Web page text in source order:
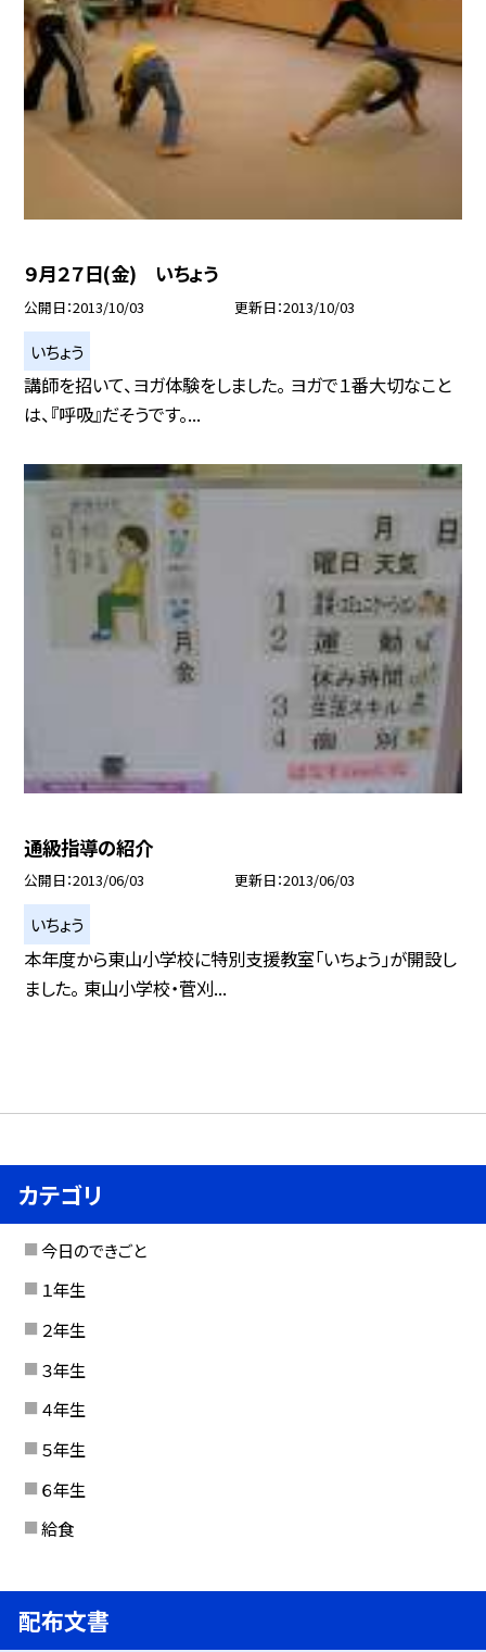
９月２７日(金) いちょう
公開日 2013/10/03 更新日 2013/10/03
いちょう
講師を招いて、ヨガ体験をしました。 ヨガで１番大切なこと
は、『呼吸』だそうです。...
通級指導の紹介
公開日 2013/06/03 更新日 2013/06/03
いちょう
本年度から東山小学校に特別支援教室「いちょう」が開設し
ました。 東山小学校・菅刈...
カテゴリ
今日のできごと
１年生
２年生
３年生
４年生
５年生
６年生
給食
配布文書